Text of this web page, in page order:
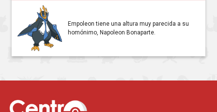
Empoleon tiene una altura muy parecida a su
homónimo, Napoleon Bonaparte.